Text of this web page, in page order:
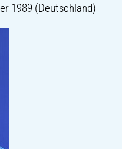
1989 (Deutschland)